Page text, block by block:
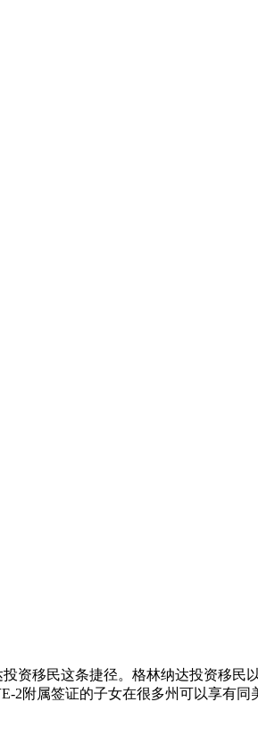
资移民这条捷径。格林纳达投资移
2附属签证的子女在很多州可以享有